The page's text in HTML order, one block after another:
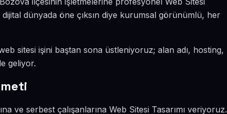
dünyada öne çıksın diye kurumsal görünümlü, her
sitesi işini baştan sona üstleniyoruz; alan adı, hosting,
geliyor.
ve serbest çalışanlarına Web Sitesi Tasarımı veriyoruz.